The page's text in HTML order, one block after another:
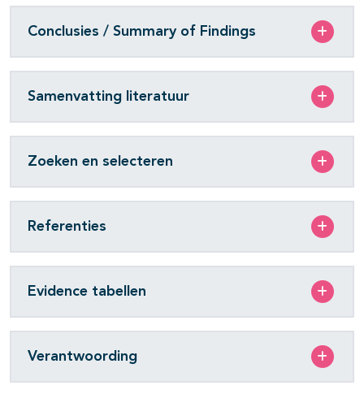
Conclusies / Summary of Findings
Samenvatting literatuur
Zoeken en selecteren
Referenties
Evidence tabellen
Verantwoording